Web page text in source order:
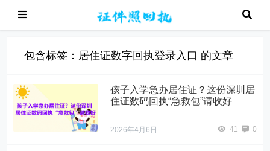
包含标签：居住证数字回执登录入口 的文章
孩子入学急办居住证？这份深圳居
住证数码回执“急救包”请收好
2026年4月6日 41 0